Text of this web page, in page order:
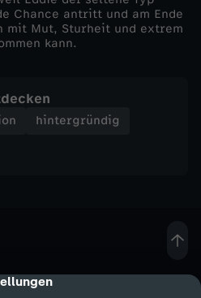
Chance antritt und am Ende
mit Mut, Sturheit und extrem
kann.
hintergründig